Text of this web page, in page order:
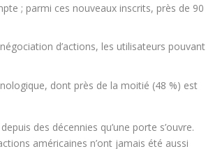
; parmi ces nouveaux inscrits, près de 90
d’actions, les utilisateurs pouvant
dont près de la moitié (48 %) est
des décennies qu’une porte s’ouvre.
américaines n’ont jamais été aussi